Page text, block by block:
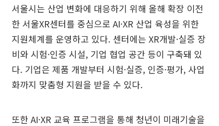
서울시는 산업 변화에 대응하기 위해 올해 확장 이전
한 서울XR센터를 중심으로 AI·XR 산업 육성을 위한
지원체계를 운영하고 있다. 센터에는 XR개발·실증 장
비와 시험·인증 시설, 기업 협업 공간 등이 구축돼 있
다. 기업은 제품 개발부터 시험·실증, 인증·평가, 사업
화까지 맞춤형 지원을 받을 수 있다.
또한 AI·XR 교육 프로그램을 통해 청년이 미래기술을